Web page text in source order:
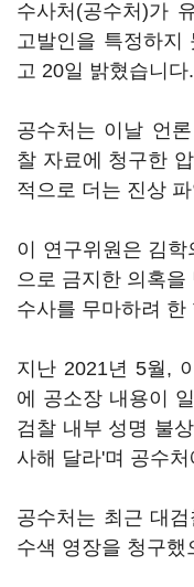
수사처(공수처)가
고발인을 특정하지
고 20일 밝혔습니다.
공수처는 이날 언
찰 자료에 청구한
적으로 더는 진상
이 연구위원은 김
으로 금지한 의혹
수사를 무마하려 한
지난 2021년 5월,
에 공소장 내용이
검찰 내부 성명 불
사해 달라'며 공수
공수처는 최근 대
수색 영장을 청구했